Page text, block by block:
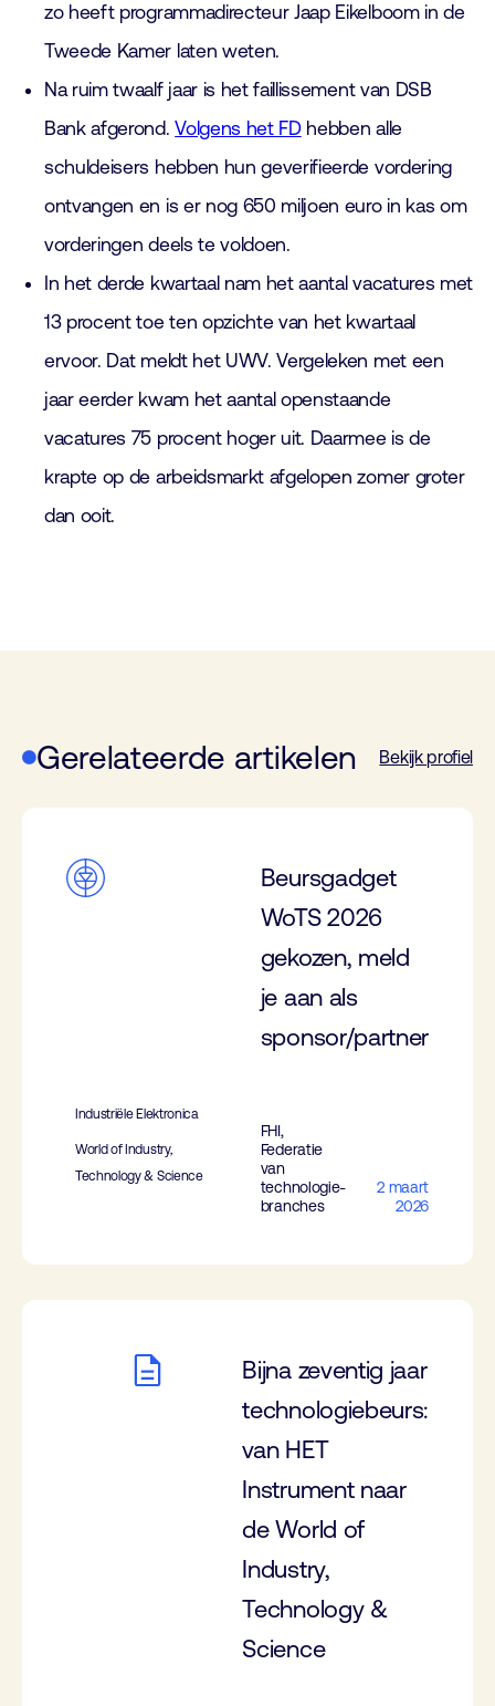
zo heeft programmadirecteur Jaap Eikelboom in de
Tweede Kamer laten weten.
Na ruim twaalf jaar is het faillissement van DSB
Bank afgerond.Volgens het FDhebben alle
schuldeisers hebben hun geverifieerde vordering
ontvangen en is er nog 650 miljoen euro in kas om
vorderingen deels te voldoen.
In het derde kwartaal nam het aantal vacatures met
13 procent toe ten opzichte van het kwartaal
ervoor. Dat meldt het UWV. Vergeleken met een
jaar eerder kwam het aantal openstaande
vacatures 75 procent hoger uit. Daarmee is de
krapte op de arbeidsmarkt afgelopen zomer groter
dan ooit.
Gerelateerde artikelen Bekijk profiel
Beursgadget
WoTS 2026
gekozen, meld
je aan als
sponsor/partner
Industriële Elektronica
World of Industry,
Technology & Science
FHI,
Federatie
van
technologie-
branches
2 maart
2026
Bijna zeventig jaar
technologiebeurs:
van HET
Instrument naar
de World of
Industry,
Technology &
Science